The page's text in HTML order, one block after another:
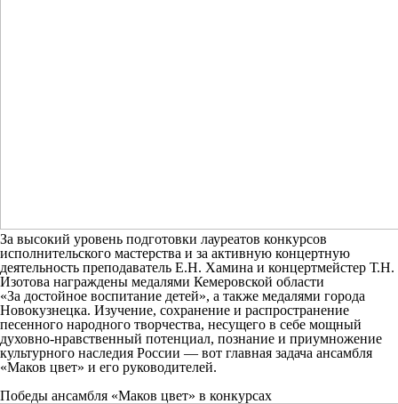
За высокий уровень подготовки лауреатов конкурсов
исполнительского мастерства и за активную концертную
деятельность преподаватель Е.Н. Хамина и концертмейстер Т.Н.
Изотова награждены медалями Кемеровской области
«За достойное воспитание детей», а также медалями города
Новокузнецка. Изучение, сохранение и распространение
песенного народного творчества, несущего в себе мощный
духовно-нравственный потенциал, познание и приумножение
культурного наследия России — вот главная задача ансамбля
«Маков цвет» и его руководителей.
Победы ансамбля «Маков цвет» в конкурсах